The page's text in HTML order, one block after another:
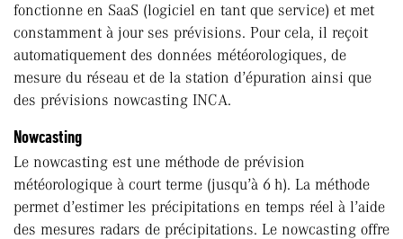
fonctionne en SaaS (logiciel en tant que service) et met
constamment à jour ses prévisions. Pour cela, il reçoit
automatiquement des données météorologiques, de
mesure du réseau et de la station d’épuration ainsi que
des prévisions nowcasting INCA.
Nowcasting
Le nowcasting est une méthode de prévision
météorologique à court terme (jusqu’à 6 h). La méthode
permet d’estimer les précipitations en temps réel à l’aide
des mesures radars de précipitations. Le nowcasting offre